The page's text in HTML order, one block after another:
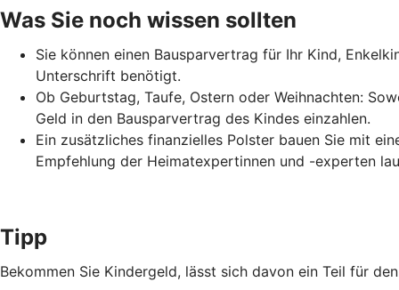
Was Sie noch wissen sollten
Sie können einen Bausparvertrag für Ihr Kind,
Unterschrift benötigt.
Ob Geburtstag, Taufe, Ostern oder Weihnachten:
Geld in den Bausparvertrag des Kindes einzahlen.
Ein zusätzliches finanzielles Polster bauen Sie mit
Empfehlung der Heimatexpertinnen und -experten
Tipp
Bekommen Sie Kindergeld, lässt sich davon ein Teil für